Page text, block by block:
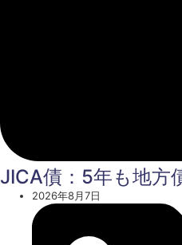
JICA債：5年も地方
2026年8月7日